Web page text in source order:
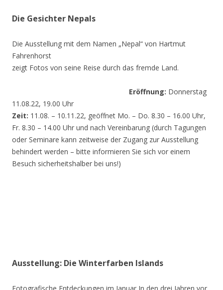
Die Gesichter Nepals
Die Ausstellung mit dem Namen „Nepal“ von Hartmut
Fahrenhorst
zeigt Fotos von seine Reise durch das fremde Land.
Eröffnung: Donnerstag
11.08.22, 19.00 Uhr
Zeit: 11.08. – 10.11.22, geöffnet Mo. – Do. 8.30 – 16.00 Uhr,
Fr. 8.30 – 14.00 Uhr und nach Vereinbarung (durch Tagungen
oder Seminare kann zeitweise der Zugang zur Ausstellung
behindert werden – bitte informieren Sie sich vor einem
Besuch sicherheitshalber bei uns!)
Ausstellung: Die Winterfarben Islands